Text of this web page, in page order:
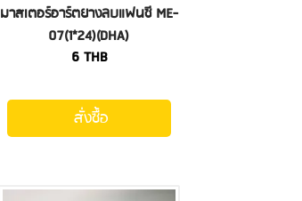
มาสเตอร์อาร์ตยางลบแฟนซี ME-
07(1*24)(DHA)
6THB
สั่งซื้อ